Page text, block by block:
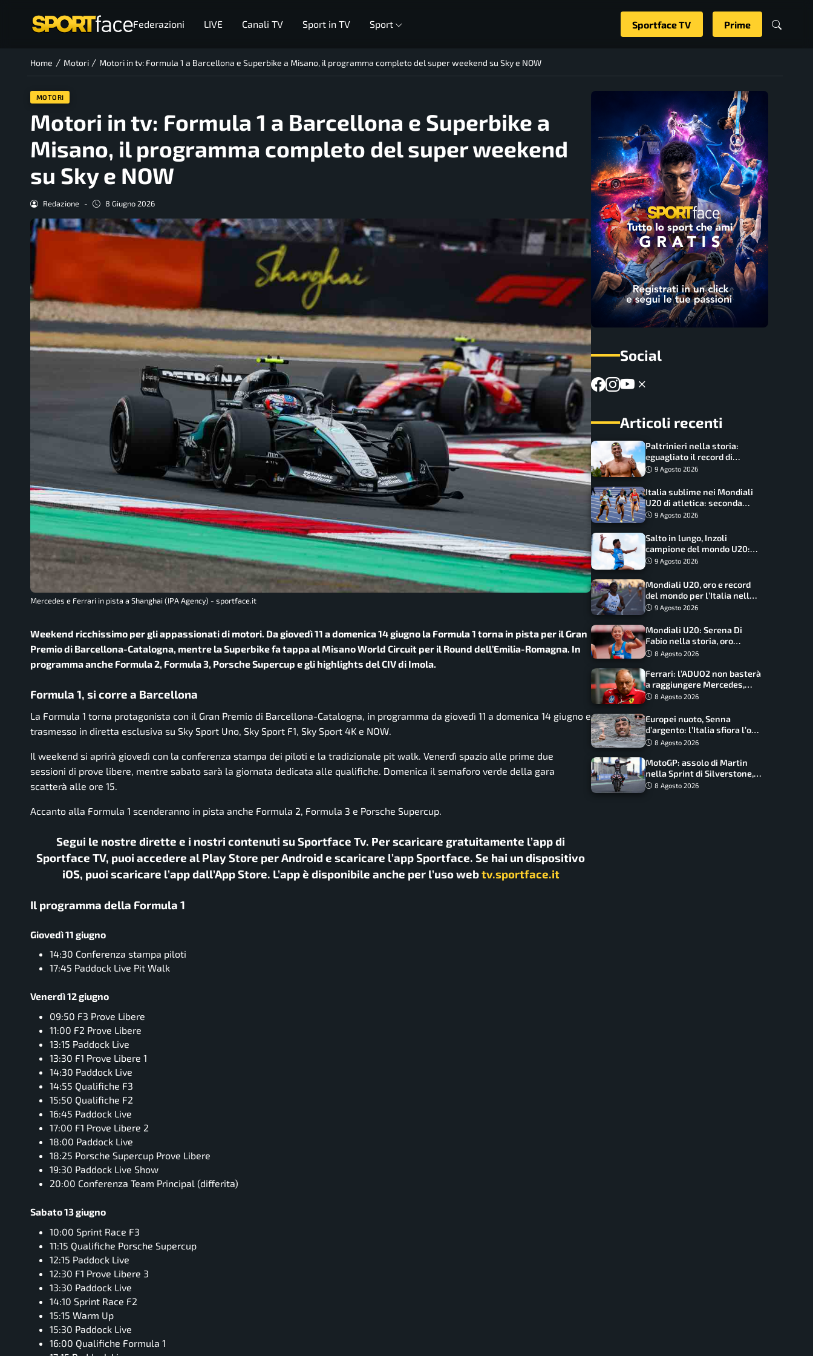
Federazioni LIVE Canali TV Sport in TV Sport Sportface TV Prime
Home / Motori / Motori in tv: Formula 1 a Barcellona e Superbike a Misano, il programma completo del super weekend su Sky e NOW
MOTORI
Motori in tv: Formula 1 a Barcellona e Superbike a
Misano, il programma completo del super weekend
su Sky e NOW
Redazione - 8 Giugno 2026
Mercedes e Ferrari in pista a Shanghai (IPA Agency) - sportface.it
Weekend ricchissimo per gli appassionati di motori. Da giovedì 11 a domenica 14 giugno la Formula 1 torna in pista per il Gran
Premio di Barcellona-Catalogna, mentre la Superbike fa tappa al Misano World Circuit per il Round dell’Emilia-Romagna. In
programma anche Formula 2, Formula 3, Porsche Supercup e gli highlights del CIV di Imola.
Formula 1, si corre a Barcellona
La Formula 1 torna protagonista con il Gran Premio di Barcellona-Catalogna, in programma da giovedì 11 a domenica 14 giugno e
trasmesso in diretta esclusiva su Sky Sport Uno, Sky Sport F1, Sky Sport 4K e NOW.
Il weekend si aprirà giovedì con la conferenza stampa dei piloti e la tradizionale pit walk. Venerdì spazio alle prime due
sessioni di prove libere, mentre sabato sarà la giornata dedicata alle qualifiche. Domenica il semaforo verde della gara
scatterà alle ore 15.
Accanto alla Formula 1 scenderanno in pista anche Formula 2, Formula 3 e Porsche Supercup.
Segui le nostre dirette e i nostri contenuti su Sportface Tv. Per scaricare gratuitamente l’app di
Sportface TV, puoi accedere al Play Store per Android e scaricare l’app Sportface. Se hai un dispositivo
iOS, puoi scaricare l’app dall’App Store. L’app è disponibile anche per l’uso webtv.sportface.it
Il programma della Formula 1
Giovedì 11 giugno
14:30 Conferenza stampa piloti
17:45 Paddock Live Pit Walk
Venerdì 12 giugno
09:50 F3 Prove Libere
11:00 F2 Prove Libere
13:15 Paddock Live
13:30 F1 Prove Libere 1
14:30 Paddock Live
14:55 Qualifiche F3
15:50 Qualifiche F2
16:45 Paddock Live
17:00 F1 Prove Libere 2
18:00 Paddock Live
18:25 Porsche Supercup Prove Libere
19:30 Paddock Live Show
20:00 Conferenza Team Principal (differita)
Sabato 13 giugno
10:00 Sprint Race F3
11:15 Qualifiche Porsche Supercup
12:15 Paddock Live
12:30 F1 Prove Libere 3
13:30 Paddock Live
14:10 Sprint Race F2
15:15 Warm Up
15:30 Paddock Live
16:00 Qualifiche Formula 1
Social
Articoli recenti
Paltrinieri nella storia:
eguagliato il record di
medaglie di Federica
9 Agosto 2026
Italia sublime nei Mondiali
U20 di atletica: seconda
dietro solo agli USA nel
9 Agosto 2026
Salto in lungo, Inzoli
campione del mondo U20:
basta un centimetro
9 Agosto 2026
Mondiali U20, oro e record
del mondo per l’Italia nella
4×100 mista: Doualla
9 Agosto 2026
Mondiali U20: Serena Di
Fabio nella storia, oro
dominio totale nei 5000 di
8 Agosto 2026
Ferrari: l’ADUO2 non basterà
a raggiungere Mercedes,
novità per la Macarena
8 Agosto 2026
Europei nuoto, Senna
d’argento: l’Italia sfiora l’oro
nella staffetta, Paltrinieri
8 Agosto 2026
MotoGP: assolo di Martin
nella Sprint di Silverstone,
trionfo totale Aprilia
8 Agosto 2026